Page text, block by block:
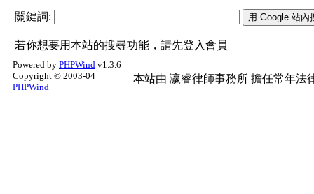
關鍵詞:
若你想要用本站的搜尋功能，請先登入會員
Powered by PHPWind v1.3.6
Copyright © 2003-04
PHPWind
本站由 瀛睿律師事務所 擔任常年法